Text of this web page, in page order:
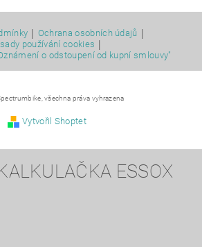
| Ochrana osobních údajů |
používání cookies |
o odstoupení od kupní smlouvy"
všechna práva vyhrazena
Vytvořil Shoptet
ESSOX